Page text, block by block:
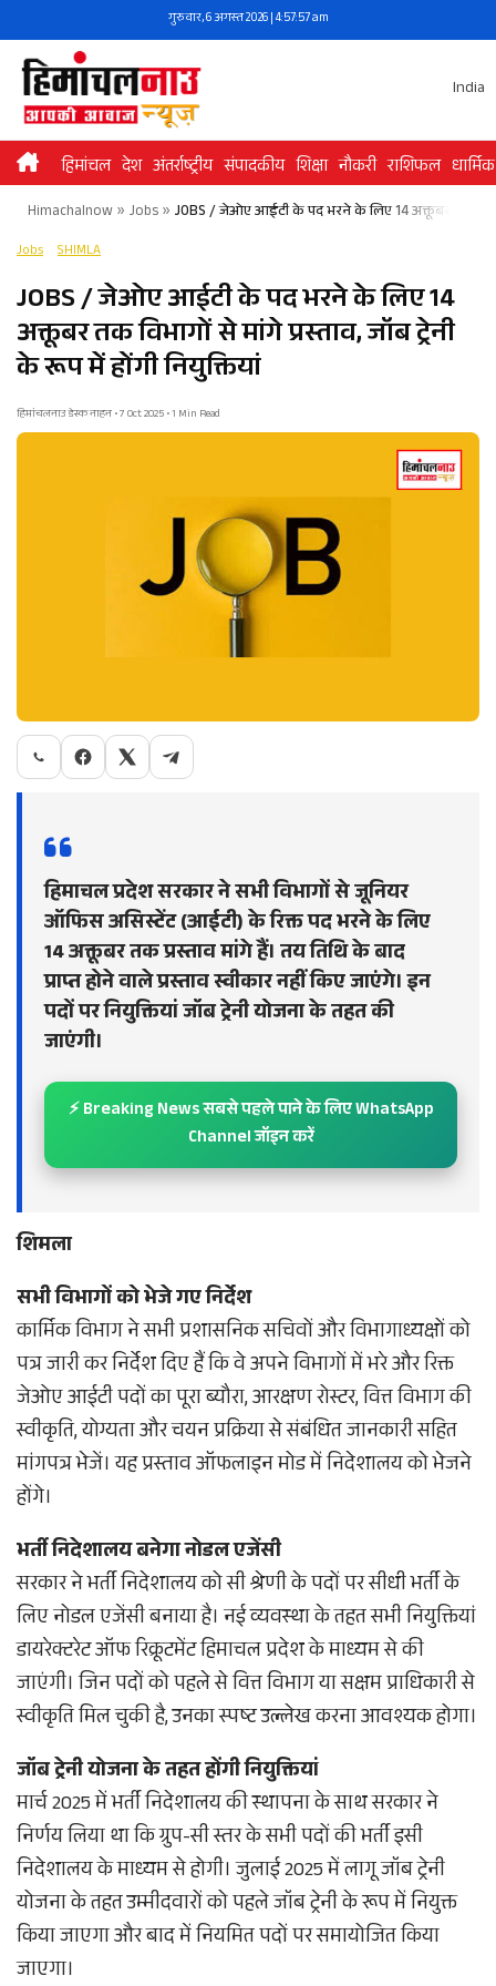
to
content
गुरुवार, 6 अगस्त 2026 | 4:57:57 am
India
हिमांचल देश अंतर्राष्ट्रीय संपादकीय शिक्षा नौकरी राशिफल धार्मिक
Himachalnow» Jobs» JOBS / जेओए आईटी के पद भरने के लिए 14 अक्तूबर तक
Jobs SHIMLA
JOBS / जेओए आईटी के पद भरने के लिए 14
अक्तूबर तक विभागों से मांगे प्रस्ताव, जॉब ट्रेनी
के रूप में होंगी नियुक्तियां
हिमांचलनाउ डेस्क नाहन • 7 Oct 2025 • 1 Min Read
हिमाचल प्रदेश सरकार ने सभी विभागों से जूनियर
ऑफिस असिस्टेंट (आईटी) के रिक्त पद भरने के लिए
14 अक्तूबर तक प्रस्ताव मांगे हैं। तय तिथि के बाद
प्राप्त होने वाले प्रस्ताव स्वीकार नहीं किए जाएंगे। इन
पदों पर नियुक्तियां जॉब ट्रेनी योजना के तहत की
जाएंगी।
⚡ Breaking News सबसे पहले पाने के लिए WhatsApp
Channel जॉइन करें
शिमला
सभी विभागों को भेजे गए निर्देश
कार्मिक विभाग ने सभी प्रशासनिक सचिवों और विभागाध्यक्षों को
पत्र जारी कर निर्देश दिए हैं कि वे अपने विभागों में भरे और रिक्त
जेओए आईटी पदों का पूरा ब्यौरा, आरक्षण रोस्टर, वित्त विभाग की
स्वीकृति, योग्यता और चयन प्रक्रिया से संबंधित जानकारी सहित
मांगपत्र भेजें। यह प्रस्ताव ऑफलाइन मोड में निदेशालय को भेजने
होंगे।
भर्ती निदेशालय बनेगा नोडल एजेंसी
सरकार ने भर्ती निदेशालय को सी श्रेणी के पदों पर सीधी भर्ती के
लिए नोडल एजेंसी बनाया है। नई व्यवस्था के तहत सभी नियुक्तियां
डायरेक्टरेट ऑफ रिक्रूटमेंट हिमाचल प्रदेश के माध्यम से की
जाएंगी। जिन पदों को पहले से वित्त विभाग या सक्षम प्राधिकारी से
स्वीकृति मिल चुकी है, उनका स्पष्ट उल्लेख करना आवश्यक होगा।
जॉब ट्रेनी योजना के तहत होंगी नियुक्तियां
मार्च 2025 में भर्ती निदेशालय की स्थापना के साथ सरकार ने
निर्णय लिया था कि ग्रुप-सी स्तर के सभी पदों की भर्ती इसी
निदेशालय के माध्यम से होगी। जुलाई 2025 में लागू जॉब ट्रेनी
योजना के तहत उम्मीदवारों को पहले जॉब ट्रेनी के रूप में नियुक्त
किया जाएगा और बाद में नियमित पदों पर समायोजित किया
जाएगा।